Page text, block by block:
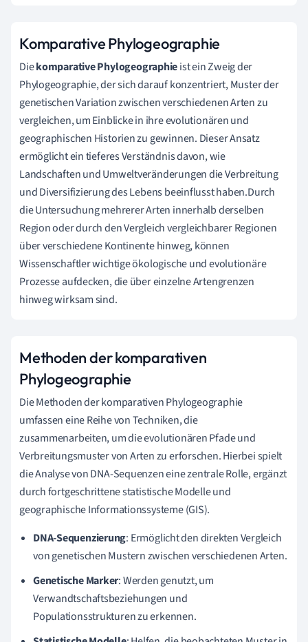
Komparative Phylogeographie
Diekomparative Phylogeographieist ein Zweig der
Phylogeographie, der sich darauf konzentriert, Muster der
genetischen Variation zwischen verschiedenen Arten zu
vergleichen, um Einblicke in ihre evolutionären und
geographischen Historien zu gewinnen. Dieser Ansatz
ermöglicht ein tieferes Verständnis davon, wie
Landschaften und Umweltveränderungen die Verbreitung
und Diversifizierung des Lebens beeinflusst haben.Durch
die Untersuchung mehrerer Arten innerhalb derselben
Region oder durch den Vergleich vergleichbarer Regionen
über verschiedene Kontinente hinweg, können
Wissenschaftler wichtige ökologische und evolutionäre
Prozesse aufdecken, die über einzelne Artengrenzen
hinweg wirksam sind.
Methoden der komparativen
Phylogeographie
Die Methoden der komparativen Phylogeographie
umfassen eine Reihe von Techniken, die
zusammenarbeiten, um die evolutionären Pfade und
Verbreitungsmuster von Arten zu erforschen. Hierbei spielt
die Analyse von DNA-Sequenzen eine zentrale Rolle, ergänzt
durch fortgeschrittene statistische Modelle und
geographische Informationssysteme (GIS).
DNA-Sequenzierung: Ermöglicht den direkten Vergleich
von genetischen Mustern zwischen verschiedenen Arten.
Genetische Marker: Werden genutzt, um
Verwandtschaftsbeziehungen und
Populationsstrukturen zu erkennen.